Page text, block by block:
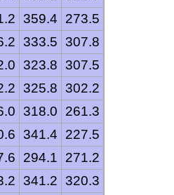
359.4
273.5
333.5 307.8
323.8 307.5
325.8 302.2
318.0
261.3
341.4
227.5
294.1
271.2
341.2 320.3